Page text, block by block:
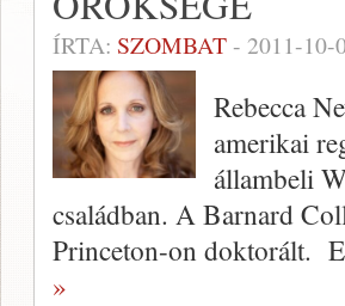
ÍRTA: SZOMBAT- 2011-10-
Rebecca
amerikai
állambeli
családban. A Barnard
Princeton-on doktorált.
»